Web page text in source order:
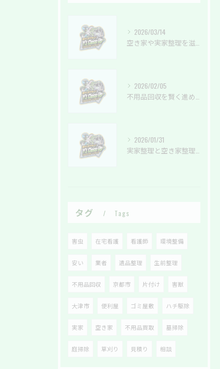
2026/03/14
2026/02/05
2026/01/31
タグ Tags
害虫 在宅看護 看護師 環境整備
安い 業者 遺品整理 生前整理
不用品回収 京都市 片付け 害獣
大津市 便利屋 ゴミ屋敷 ハチ駆除
実家 空き家 不用品買取 墓掃除
庭掃除 草刈り 見積り 相談